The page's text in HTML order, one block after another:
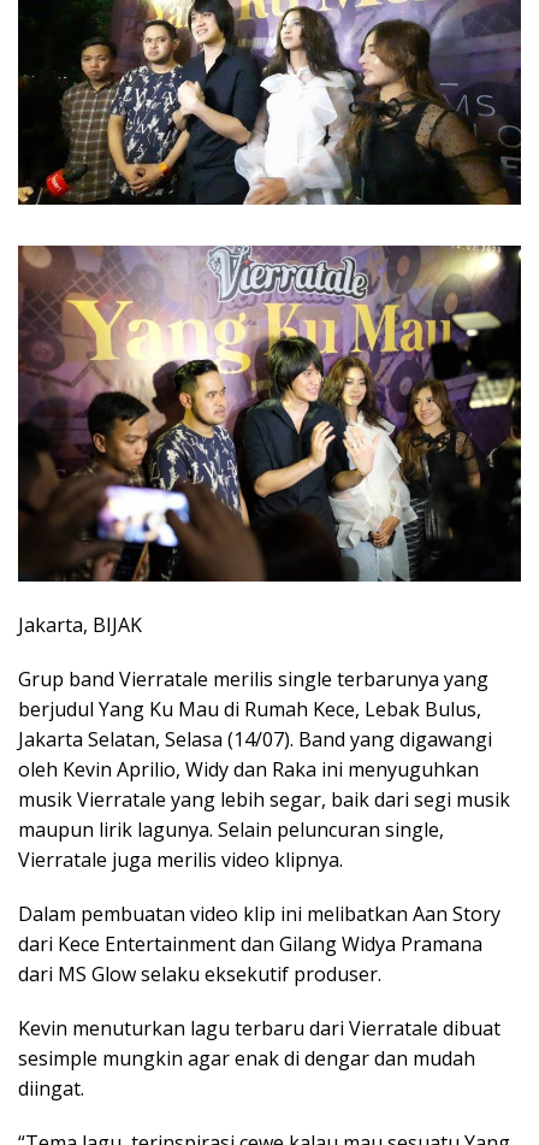
Jakarta, BIJAK
Grup band Vierratale merilis single terbarunya yang
berjudul Yang Ku Mau di Rumah Kece, Lebak Bulus,
Jakarta Selatan, Selasa (14/07). Band yang digawangi
oleh Kevin Aprilio, Widy dan Raka ini menyuguhkan
musik Vierratale yang lebih segar, baik dari segi musik
maupun lirik lagunya. Selain peluncuran single,
Vierratale juga merilis video klipnya.
Dalam pembuatan video klip ini melibatkan Aan Story
dari Kece Entertainment dan Gilang Widya Pramana
dari MS Glow selaku eksekutif produser.
Kevin menuturkan lagu terbaru dari Vierratale dibuat
sesimple mungkin agar enak di dengar dan mudah
diingat.